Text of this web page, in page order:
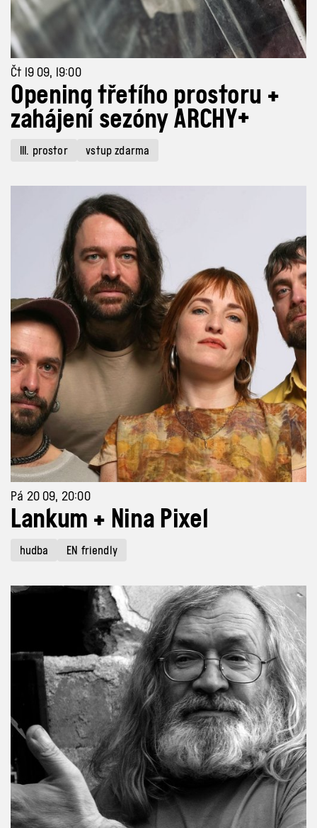
Čt 19 09, 19:00
Opening třetího prostoru +
zahájení sezóny ARCHY+
III. prostor vstup zdarma
Pá 20 09, 20:00
Lankum + Nina Pixel
hudba EN friendly